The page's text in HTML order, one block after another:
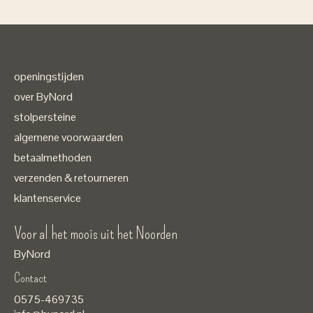
openingstijden
over ByNord
stolpersteine
algemene voorwaarden
betaalmethoden
verzenden & retourneren
klantenservice
Voor al het moois uit het Noorden
ByNord
Contact
0575-469735